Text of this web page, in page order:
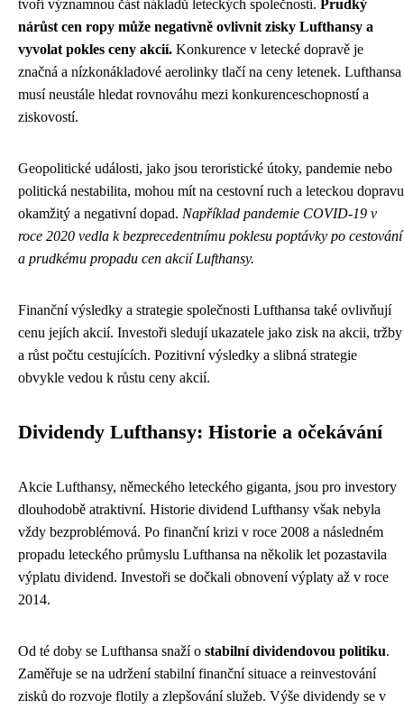
tvoří významnou část nákladů leteckých společností. Prudký
nárůst cen ropy může negativně ovlivnit zisky Lufthansy a
vyvolat pokles ceny akcií. Konkurence v letecké dopravě je
značná a nízkonákladové aerolinky tlačí na ceny letenek. Lufthansa
musí neustále hledat rovnováhu mezi konkurenceschopností a
ziskovostí.
Geopolitické události, jako jsou teroristické útoky, pandemie nebo
politická nestabilita, mohou mít na cestovní ruch a leteckou dopravu
okamžitý a negativní dopad. Například pandemie COVID-19 v
roce 2020 vedla k bezprecedentnímu poklesu poptávky po cestování
a prudkému propadu cen akcií Lufthansy.
Finanční výsledky a strategie společnosti Lufthansa také ovlivňují
cenu jejích akcií. Investoři sledují ukazatele jako zisk na akcii, tržby
a růst počtu cestujících. Pozitivní výsledky a slibná strategie
obvykle vedou k růstu ceny akcií.
Dividendy Lufthansy: Historie a očekávání
Akcie Lufthansy, německého leteckého giganta, jsou pro investory
dlouhodobě atraktivní. Historie dividend Lufthansy však nebyla
vždy bezproblémová. Po finanční krizi v roce 2008 a následném
propadu leteckého průmyslu Lufthansa na několik let pozastavila
výplatu dividend. Investoři se dočkali obnovení výplaty až v roce
2014.
Od té doby se Lufthansa snaží o stabilní dividendovou politiku.
Zaměřuje se na udržení stabilní finanční situace a reinvestování
zisků do rozvoje flotily a zlepšování služeb. Výše dividendy se v